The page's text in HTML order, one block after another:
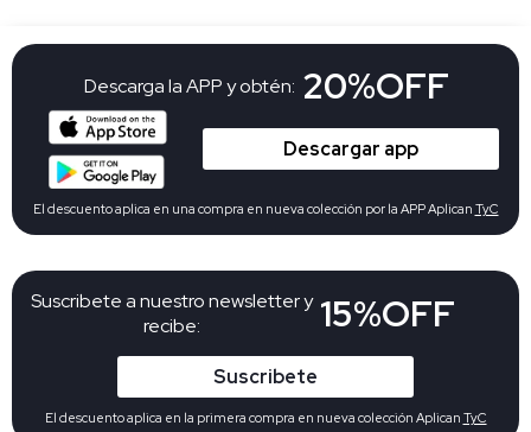
Suscribete a nuestro newsletter y
recibe:
15%OFF
Suscribete
El descuento aplica en la primera compra en nueva colección Aplican TyC
Descarga la APP y obtén: 20%OFF
Descargar app
El descuento aplica en una compra en nueva colección por la APP Aplican TyC